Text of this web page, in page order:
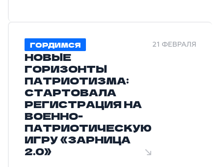
ГОРДИМСЯ 21 ФЕВРАЛЯ
НОВЫЕ
ГОРИЗОНТЫ
ПАТРИОТИЗМА:
СТАРТОВАЛА
РЕГИСТРАЦИЯ НА
ВОЕННО-
ПАТРИОТИЧЕСКУЮ
ИГРУ «ЗАРНИЦА
2.0»